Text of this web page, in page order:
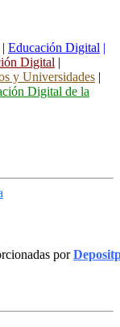
| Educación Digital |
Digital |
y Universidades |
Digital de la
por